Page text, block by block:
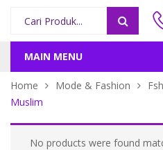
MAIN MENU
Home Mode & Fashion
Muslim
No products were found